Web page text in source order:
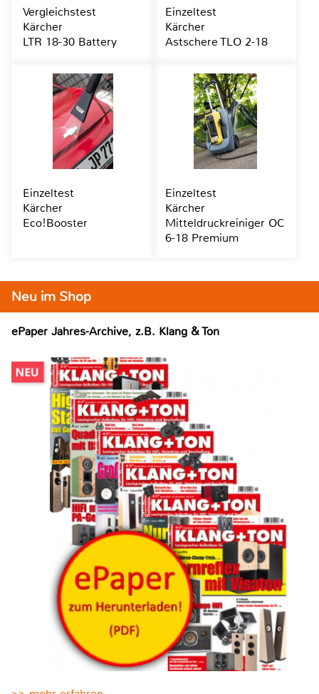
Neu im Shop
ePaper Jahres-Archive, z.B. Klang & Ton
Vergleichstest
Kärcher
LTR 18-30 Battery
Einzeltest
Kärcher
Astschere TLO 2-18
Einzeltest
Kärcher
Eco!Booster
Einzeltest
Kärcher
Mitteldruckreiniger OC
6-18 Premium